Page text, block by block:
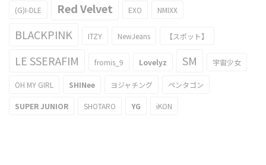
(G)I-DLE Red Velvet EXO NMIXX
BLACKPINK ITZY NewJeans 【スポット】
LE SSERAFIM fromis_9 Lovelyz SM 宇宙少女
OH MY GIRL SHINee ヨジャチング ペンタゴン
SUPER JUNIOR SHOTARO YG iKON